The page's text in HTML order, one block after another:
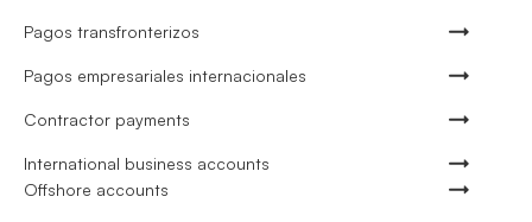
Pagos transfronterizos
Pagos empresariales internacionales
Contractor payments
International business accounts
Offshore accounts